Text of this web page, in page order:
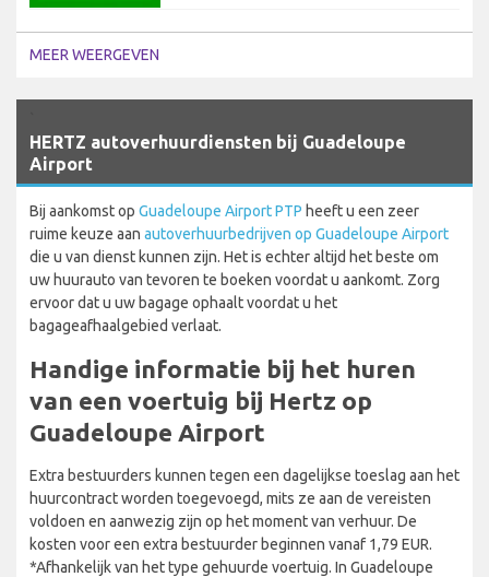
MEER WEERGEVEN
HERTZ autoverhuurdiensten bij Guadeloupe
Airport
Bij aankomst op Guadeloupe Airport PTP heeft u een zeer
ruime keuze aan autoverhuurbedrijven op Guadeloupe Airport
die u van dienst kunnen zijn. Het is echter altijd het beste om
uw huurauto van tevoren te boeken voordat u aankomt. Zorg
ervoor dat u uw bagage ophaalt voordat u het
bagageafhaalgebied verlaat.
Handige informatie bij het huren
van een voertuig bij Hertz op
Guadeloupe Airport
Extra bestuurders kunnen tegen een dagelijkse toeslag aan het
huurcontract worden toegevoegd, mits ze aan de vereisten
voldoen en aanwezig zijn op het moment van verhuur. De
kosten voor een extra bestuurder beginnen vanaf 1,79 EUR.
*Afhankelijk van het type gehuurde voertuig. In Guadeloupe